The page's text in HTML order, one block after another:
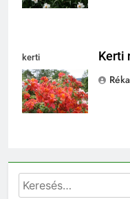
kerti
rododendron
Kerti
Réka
Keresés: